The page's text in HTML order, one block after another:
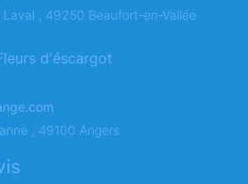
Laval , 49250 Beaufort-en-Vallée
d'éscargot
, 49100 Angers